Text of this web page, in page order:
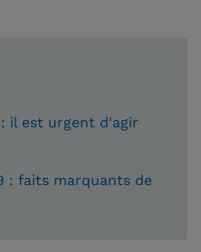
il est urgent d'agir
: faits marquants de